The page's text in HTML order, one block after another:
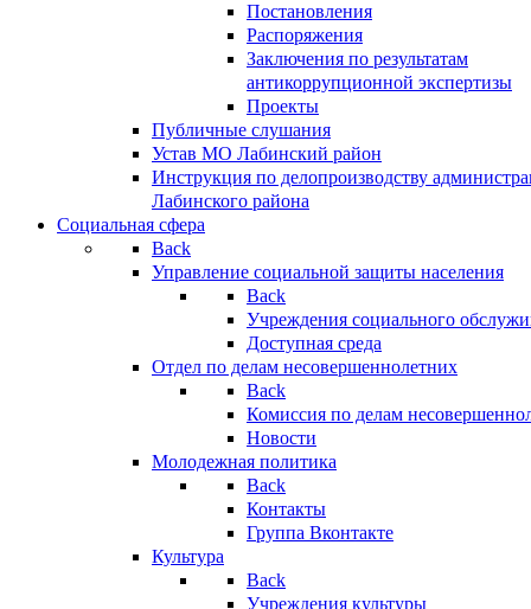
Постановления
Распоряжения
Заключения по результатам
антикоррупционной экспертизы
Проекты
Публичные слушания
Устав МО Лабинский район
Инструкция по делопроизводству
Лабинского района
Социальная сфера
Back
Управление социальной защиты населения
Back
Учреждения социального
Доступная среда
Отдел по делам несовершеннолетних
Back
Комиссия по делам
Новости
Молодежная политика
Back
Контакты
Группа Вконтакте
Культура
Back
Учреждения культуры